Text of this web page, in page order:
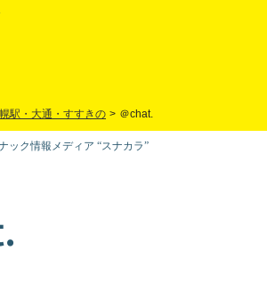
駅・大通・すすきの > ＠chat.
ック情報メディア “スナカラ”